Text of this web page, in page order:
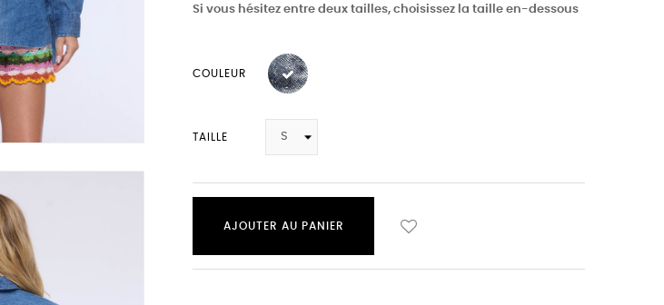
Si vous hésitez entre deux tailles, choisissez la taille en-dessous
COULEUR
TAILLE
AJOUTER AU PANIER